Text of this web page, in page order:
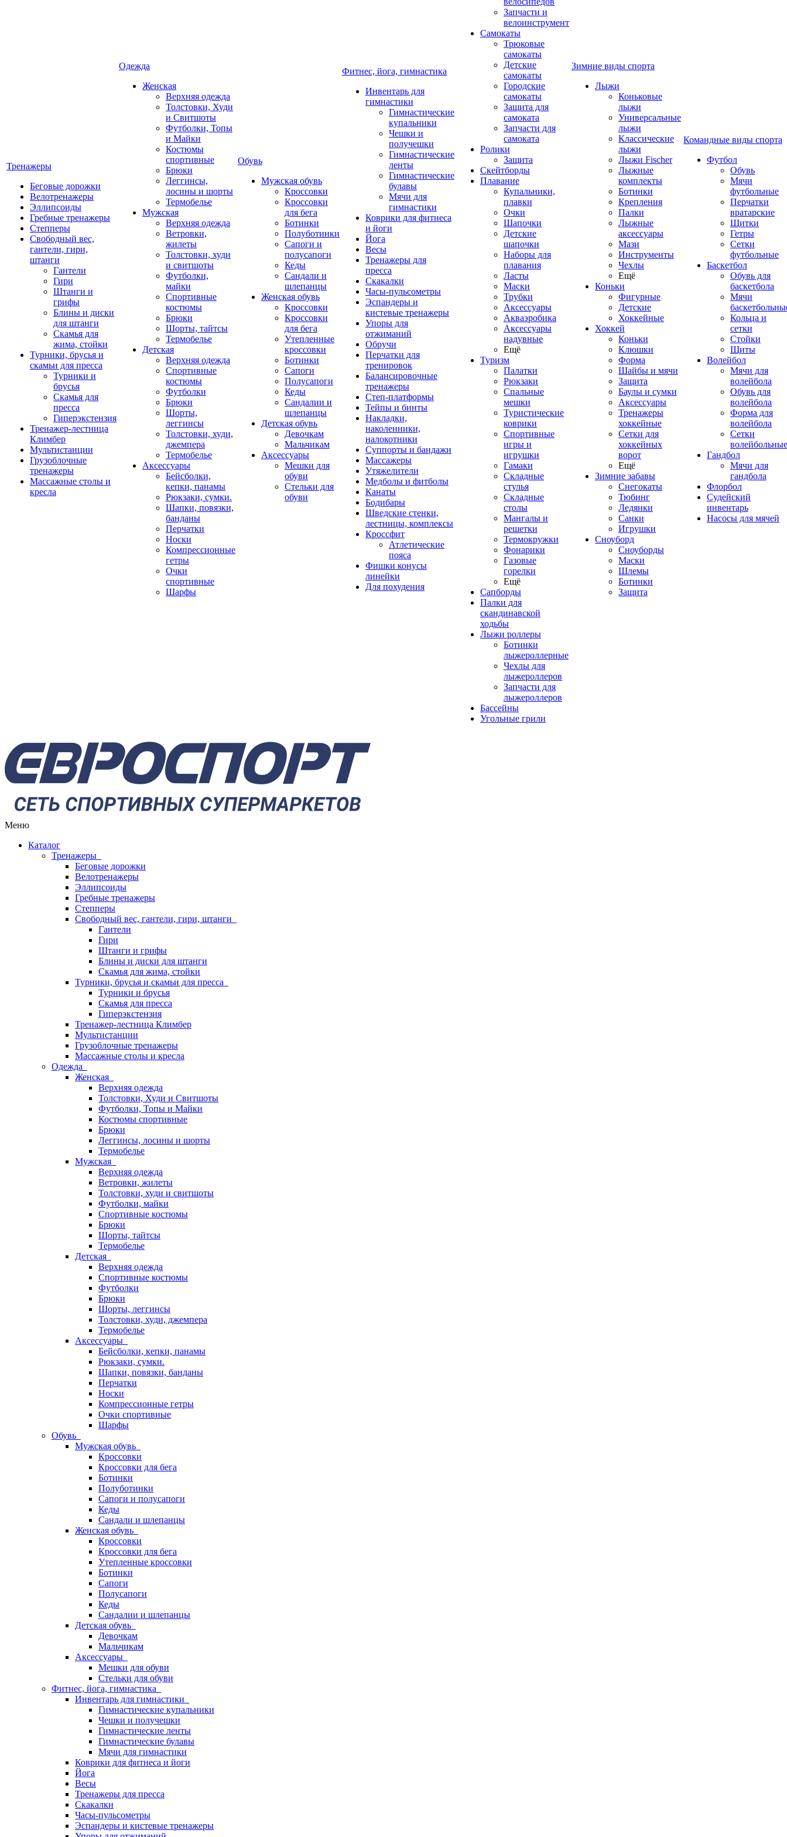
Тренажеры
Беговые дорожки
Велотренажеры
Эллипсоиды
Гребные тренажеры
Степперы
Свободный вес,
гантели, гири,
штанги
Гантели
Гири
Штанги и
грифы
Блины и диски
для штанги
Скамья для
жима, стойки
Турники, брусья и
скамьи для пресса
Турники и
брусья
Скамья для
пресса
Гиперэкстензия
Тренажер-лестница
Климбер
Мультистанции
Грузоблочные
тренажеры
Массажные столы и
кресла
Одежда
Женская
Верхняя одежда
Толстовки, Худи
и Свитшоты
Футболки, Топы
и Майки
Костюмы
спортивные
Брюки
Леггинсы,
лосины и шорты
Термобелье
Мужская
Верхняя одежда
Ветровки,
жилеты
Толстовки, худи
и свитшоты
Футболки,
майки
Спортивные
костюмы
Брюки
Шорты, тайтсы
Термобелье
Детская
Верхняя одежда
Спортивные
костюмы
Футболки
Брюки
Шорты,
леггинсы
Толстовки, худи,
джемпера
Термобелье
Аксессуары
Бейсболки,
кепки, панамы
Рюкзаки, сумки.
Шапки, повязки,
банданы
Перчатки
Носки
Компрессионные
гетры
Очки
спортивные
Шарфы
Обувь
Мужская обувь
Кроссовки
Кроссовки
для бега
Ботинки
Полуботинки
Сапоги и
полусапоги
Кеды
Сандали и
шлепанцы
Женская обувь
Кроссовки
Кроссовки
для бега
Утепленные
кроссовки
Ботинки
Сапоги
Полусапоги
Кеды
Сандалии и
шлепанцы
Детская обувь
Девочкам
Мальчикам
Аксессуары
Мешки для
обуви
Стельки для
обуви
Фитнес, йога, гимнастика
Инвентарь для
гимнастики
Гимнастические
купальники
Чешки и
получешки
Гимнастические
ленты
Гимнастические
булавы
Мячи для
гимнастики
Коврики для фитнеса
и йоги
Йога
Весы
Тренажеры для
пресса
Скакалки
Часы-пульсометры
Эспандеры и
кистевые тренажеры
Упоры для
отжиманий
Обручи
Перчатки для
тренировок
Балансировочные
тренажеры
Степ-платформы
Тейпы и бинты
Накладки,
наколенники,
налокотники
Суппорты и бандажи
Массажеры
Утяжелители
Медболы и фитболы
Канаты
Бодибары
Шведские стенки,
лестницы, комплексы
Кроссфит
Атлетические
пояса
Фишки конусы
линейки
Для похудения
Запчасти и
велоинструмент
Самокаты
Трюковые
самокаты
Детские
самокаты
Городские
самокаты
Защита для
самоката
Запчасти для
самоката
Ролики
Защита
Скейтборды
Плавание
Купальники,
плавки
Очки
Шапочки
Детские
шапочки
Наборы для
плавания
Ласты
Маски
Трубки
Аксессуары
Акваэробика
Аксессуары
надувные
Ещё
Туризм
Палатки
Рюкзаки
Спальные
мешки
Туристические
коврики
Спортивные
игры и
игрушки
Гамаки
Складные
стулья
Складные
столы
Мангалы и
решетки
Термокружки
Фонарики
Газовые
горелки
Ещё
Сапборды
Палки для
скандинавской
ходьбы
Лыжи роллеры
Ботинки
лыжероллерные
Чехлы для
лыжероллеров
Запчасти для
лыжероллеров
Бассейны
Угольные грили
Зимние виды спорта
Лыжи
Коньковые
лыжи
Универсальные
лыжи
Классические
лыжи
Лыжи Fischer
Лыжные
комплекты
Ботинки
Крепления
Палки
Лыжные
аксессуары
Мази
Инструменты
Чехлы
Ещё
Коньки
Фигурные
Детские
Хоккейные
Хоккей
Коньки
Клюшки
Форма
Шайбы и мячи
Защита
Баулы и сумки
Аксессуары
Тренажеры
хоккейные
Сетки для
хоккейных
ворот
Ещё
Зимние забавы
Снегокаты
Тюбинг
Ледянки
Санки
Игрушки
Сноуборд
Сноуборды
Маски
Шлемы
Ботинки
Защита
Командные виды спорта
Футбол
Обувь
Мячи
футбольные
Перчатки
вратарские
Щитки
Гетры
Сетки
футбольные
Баскетбол
Обувь для
баскетбола
Мячи
Кольца и
сетки
Стойки
Щиты
Волейбол
Мячи для
волейбола
Обувь для
волейбола
Форма для
волейбола
Сетки
волейбольные
Гандбол
Мячи для
гандбола
Флорбол
Судейский
инвентарь
Насосы для мячей
Меню
Каталог
Тренажеры
Беговые дорожки
Велотренажеры
Эллипсоиды
Гребные тренажеры
Степперы
Свободный вес, гантели, гири, штанги
Гантели
Гири
Штанги и грифы
Блины и диски для штанги
Скамья для жима, стойки
Турники, брусья и скамьи для пресса
Турники и брусья
Скамья для пресса
Гиперэкстензия
Тренажер-лестница Климбер
Мультистанции
Грузоблочные тренажеры
Массажные столы и кресла
Одежда
Женская
Верхняя одежда
Толстовки, Худи и Свитшоты
Футболки, Топы и Майки
Костюмы спортивные
Брюки
Леггинсы, лосины и шорты
Термобелье
Мужская
Верхняя одежда
Ветровки, жилеты
Толстовки, худи и свитшоты
Футболки, майки
Спортивные костюмы
Брюки
Шорты, тайтсы
Термобелье
Детская
Верхняя одежда
Спортивные костюмы
Футболки
Брюки
Шорты, леггинсы
Толстовки, худи, джемпера
Термобелье
Аксессуары
Бейсболки, кепки, панамы
Рюкзаки, сумки.
Шапки, повязки, банданы
Перчатки
Носки
Компрессионные гетры
Очки спортивные
Шарфы
Обувь
Мужская обувь
Кроссовки
Кроссовки для бега
Ботинки
Полуботинки
Сапоги и полусапоги
Кеды
Сандали и шлепанцы
Женская обувь
Кроссовки
Кроссовки для бега
Утепленные кроссовки
Ботинки
Сапоги
Полусапоги
Кеды
Сандалии и шлепанцы
Детская обувь
Девочкам
Мальчикам
Аксессуары
Мешки для обуви
Стельки для обуви
Фитнес, йога, гимнастика
Инвентарь для гимнастики
Гимнастические купальники
Чешки и получешки
Гимнастические ленты
Гимнастические булавы
Мячи для гимнастики
Коврики для фитнеса и йоги
Йога
Весы
Тренажеры для пресса
Скакалки
Часы-пульсометры
Эспандеры и кистевые тренажеры